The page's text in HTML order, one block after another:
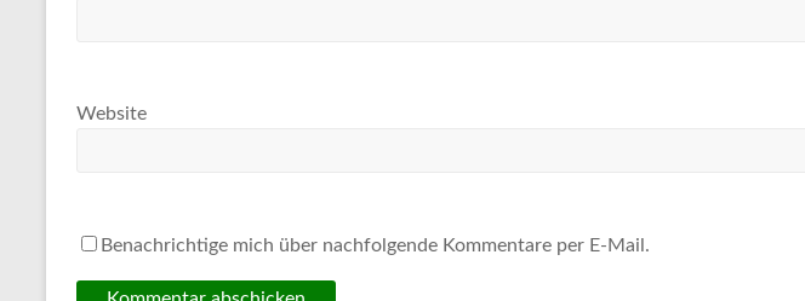
Website
Benachrichtige mich über nachfolgende Kommentare per E-Mail.